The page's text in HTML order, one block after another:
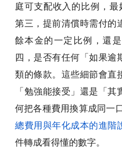
庭可支配收入的比例，最
第三，提前清償時需付的
餘本金的一定比例，還
四，是否有任何「如果逾
類的條款。這些細節會直
「勉強能接受」還是「
何把各種費用換算成同一
總費用與年化成本的進階
件轉成看得懂的數字。